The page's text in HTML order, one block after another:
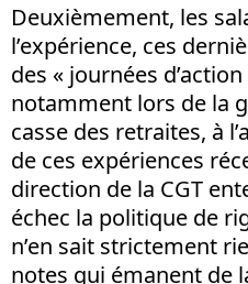
Deuxièmement, les
l’expérience, ces
des « journées
notamment lors de la
casse des retraites, à
de ces expériences
direction de la CGT
échec la politique de
n’en sait strictement
notes qui émanent de